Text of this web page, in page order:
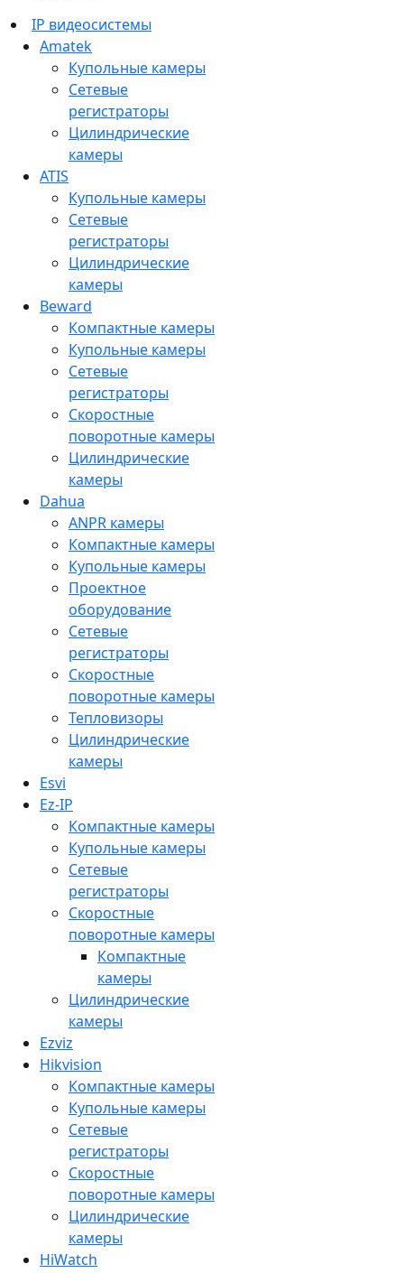
IP видеосистемы
Amatek
Купольные камеры
Сетевые
регистраторы
Цилиндрические
камеры
ATIS
Купольные камеры
Сетевые
регистраторы
Цилиндрические
камеры
Beward
Компактные камеры
Купольные камеры
Сетевые
регистраторы
Скоростные
поворотные камеры
Цилиндрические
камеры
Dahua
ANPR камеры
Компактные камеры
Купольные камеры
Проектное
оборудование
Сетевые
регистраторы
Скоростные
поворотные камеры
Тепловизоры
Цилиндрические
камеры
Esvi
Ez-IP
Компактные камеры
Купольные камеры
Сетевые
регистраторы
Скоростные
поворотные камеры
Компактные
камеры
Цилиндрические
камеры
Ezviz
Hikvision
Компактные камеры
Купольные камеры
Сетевые
регистраторы
Скоростные
поворотные камеры
Цилиндрические
камеры
HiWatch